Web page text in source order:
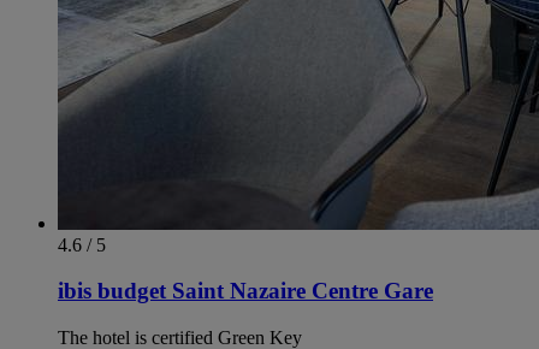
4.6 / 5
ibis budget Saint Nazaire Centre Gare
The hotel is certified Green Key